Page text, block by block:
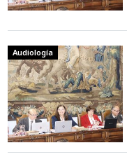
Audiología